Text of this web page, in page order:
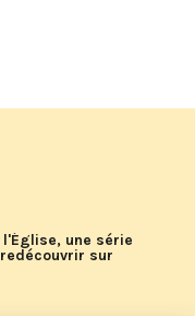
une série
sur